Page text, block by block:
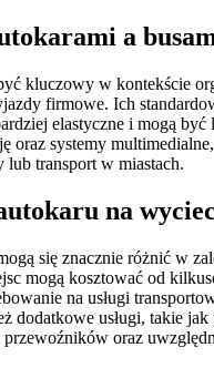
a
kluczowy w kontekście
firmowe. Ich
elastyczne i mogą
oraz systemy
transport w miastach.
na
się znacznie różnić w
mogą kosztować od
na usługi
dodatkowe usługi, takie
oraz